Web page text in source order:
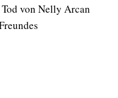
von Nelly Arcan